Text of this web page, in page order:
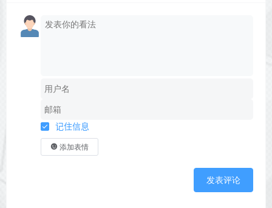
记住信息
添加表情
发表评论